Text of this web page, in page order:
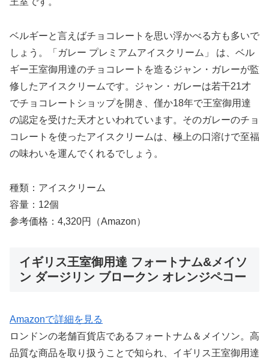
ベルギーと言えばチョコレートを思い浮かべる方も多いで
しょう。「ガレー プレミアムアイスクリーム」 は、ベル
ギー王室御用達のチョコレートを造るジャン・ガレーが監
修したアイスクリームです。ジャン・ガレーは若干21才
でチョコレートショップを開き、僅か18年で王室御用達
の認定を受けた天才といわれています。そのガレーのチョ
コレートを使ったアイスクリームは、極上の口溶けで至福
の味わいを運んでくれるでしょう。
種類：アイスクリーム
容量：12個
参考価格：4,320円（Amazon）
イギリス王室御用達 フォートナム&メイソ
ン ダージリン ブロークン オレンジペコー
Amazonで詳細を見る
ロンドンの老舗百貨店であるフォートナム＆メイソン。高
品質な商品を取り扱うことで知られ、イギリス王室御用達